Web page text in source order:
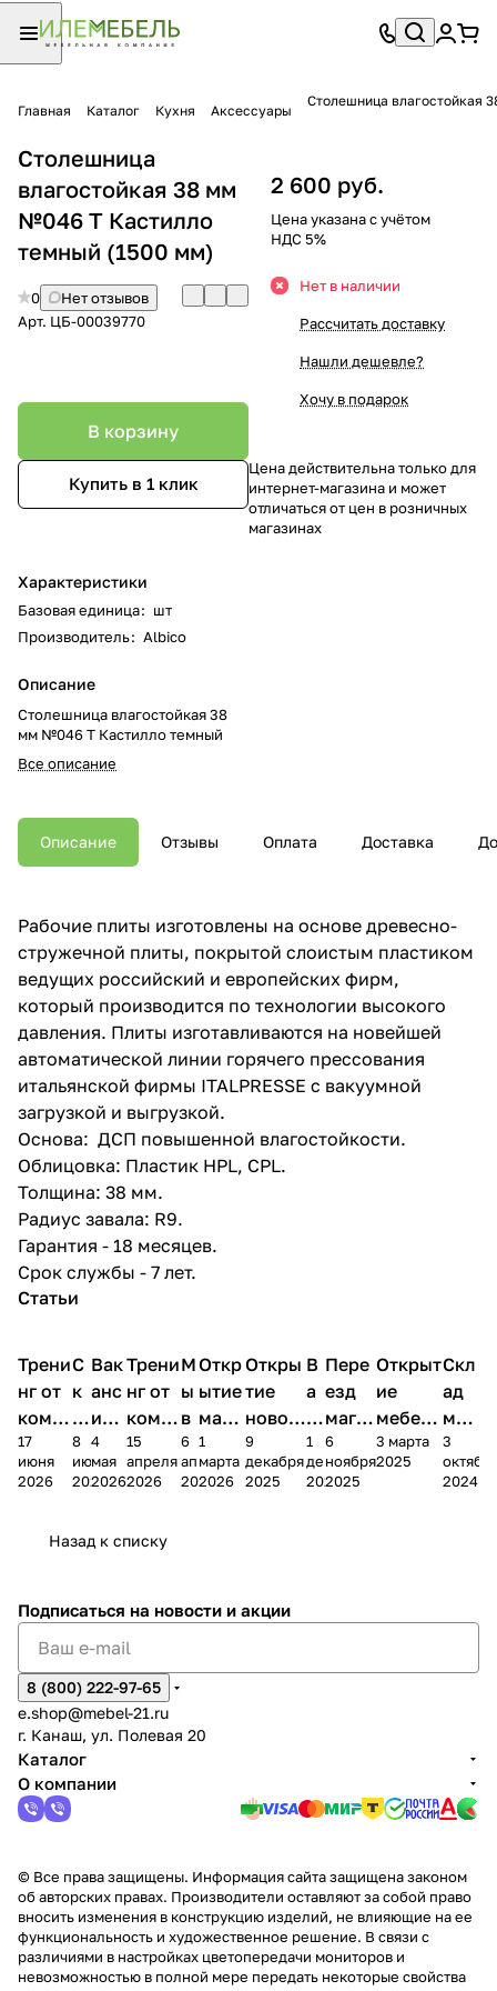
Главная Каталог Кухня Аксессуары
Столешница влагостойкая
Столешница
влагостойкая 38 мм
№046 Т Кастилло
темный (1500 мм)
0
Нет отзывов
Арт. ЦБ-00039770
В корзину
Купить в 1 клик
Характеристики
Базовая единица: шт
Производитель: Albico
Описание
Столешница влагостойкая 38
мм №046 Т Кастилло темный
Все описание
2 600 руб.
Цена указана с учётом
НДС 5%
Нет в наличии
Рассчитать доставку
Нашли дешевле?
Хочу в подарок
Цена действительна только для
интернет-магазина и может
отличаться от цен в розничных
магазинах
Описание Отзывы Оплата Доставка
Рабочие плиты изготовлены на основе древесно-
стружечной плиты, покрытой слоистым пластиком
ведущих российский и европейских фирм,
который производится по технологии высокого
давления. Плиты изготавливаются на новейшей
автоматической линии горячего прессования
итальянской фирмы ITALPRESSE с вакуумной
загрузкой и выгрузкой.
Основа: ДСП повышенной влагостойкости.
Облицовка: Пластик HPL, CPL.
Толщина: 38 мм.
Радиус завала: R9.
Гарантия - 18 месяцев.
Срок службы - 7 лет.
Статьи
Трени
нг от
комп
ании
Мело
17
июня
2026
С
к
и
д
к
2
8
июня
2026
Вак
анс
ия в
Чеб
окс
4
мая
2026
Трени
нг от
комп
ании
Мело
15
апреля
2026
М
ы
в
М
А
6
апреля
2026
Откр
ытие
мага
зина
в
1
марта
2026
Откры
тие
новог
о
магаз
9
декабря
2025
В
а
к
а
н
1
декабря
2025
Пере
езд
магаз
ина в
г.
6
ноября
2025
Открыт
ие
мебель
ного
салона
3 марта
2025
Скл
ад
меб
ели
пер
3
2024
Назад к списку
Подписаться на новости и акции
8 (800) 222-97-65
e.shop@mebel-21.ru
г. Канаш, ул. Полевая 20
Каталог
О компании
© Все права защищены. Информация сайта защищена законом
об авторских правах. Производители оставляют за собой право
вносить изменения в конструкцию изделий, не влияющие на ее
функциональность и художественное решение. В связи с
различиями в настройках цветопередачи мониторов и
невозможностью в полной мере передать некоторые свойства